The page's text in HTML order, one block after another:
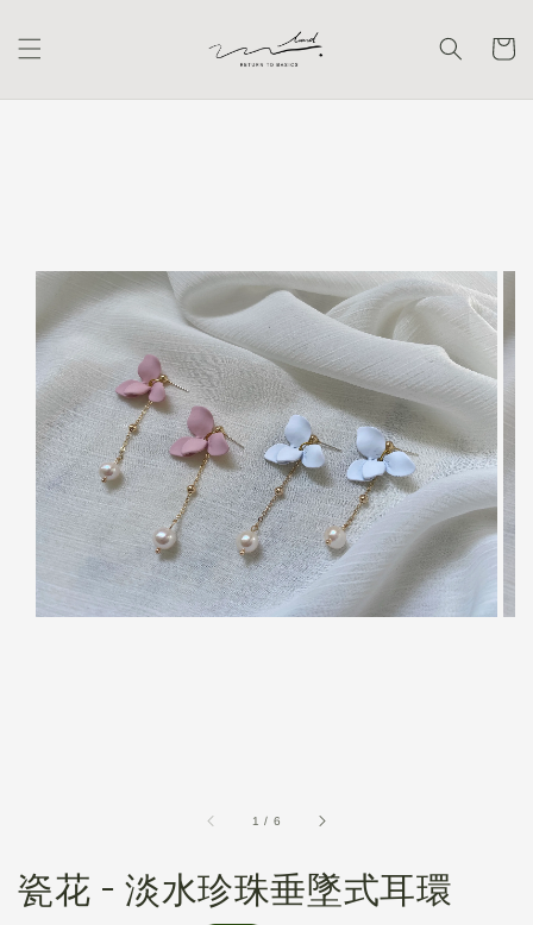
1 / 6
瓷花 - 淡水珍珠垂墜式耳環